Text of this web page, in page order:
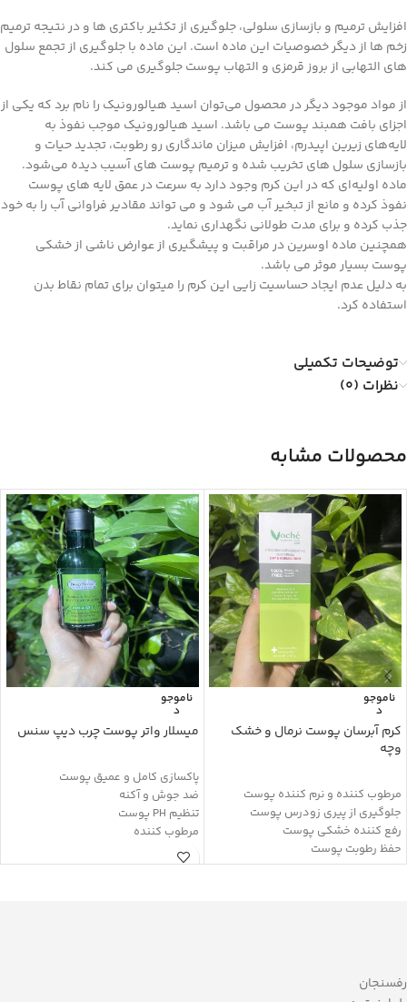
افزایش ترمیم و بازسازی سلولی، جلوگیری از تکثیر باکتری ها و در نتیجه ترمیم
زخم ها از دیگر خصوصیات این ماده است. این ماده با جلوگیری از تجمع سلول
های التهابی از بروز قرمزی و التهاب پوست جلوگیری می کند.
از مواد موجود دیگر در محصول می‌توان اسید هیالورونیک را نام برد که یکی از
اجزای بافت همبند پوست می باشد. اسید هیالورونیک موجب نفوذ به
لایه‌های زیرین اپیدرم، افزایش میزان ماندگاری رو رطوبت، تجدید حیات و
بازسازی سلول های تخریب شده و ترمیم پوست های آسیب دیده می‌شود.
ماده اولیه‌ای که در این کرم وجود دارد به سرعت در عمق لایه های پوست
نفوذ کرده و مانع از تبخیر آب می شود و می تواند مقادیر فراوانی آب را به خود
جذب کرده و برای مدت طولانی نگهداری نماید.
همچنین ماده اوسرین در مراقبت و پیشگیری از عوارض ناشی از خشکی
پوست بسیار موثر می باشد.
به دلیل عدم ایجاد حساسیت زایی این کرم را میتوان برای تمام نقاط بدن
استفاده کرد.
توضیحات تکمیلی
نظرات (0)
محصولات مشابه
ناموجو
د
کرم آبرسان پوست نرمال و خشک
وچه
مرطوب کننده و نرم کننده پوست
جلوگیری از پیری زودرس پوست
رفع کننده خشکی پوست
حفظ رطوبت پوست
ضد التهاب
حاوی کره دانه گل کاملیا و روغن
ماکادمیا
ناموجو
د
میسلار واتر پوست چرب دیپ سنس
پاکسازی کامل و عمیق پوست
ضد جوش و آکنه
تنظیم PH پوست
مرطوب کننده
آبرسانی بدون ایجاد چربی
ضد حساسیت و قرمزی
رفسنجان